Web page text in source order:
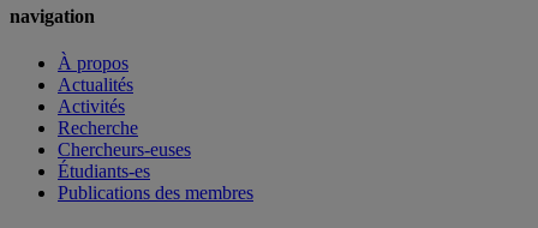
navigation
À propos
Actualités
Activités
Recherche
Chercheurs-euses
Étudiants-es
Publications des membres